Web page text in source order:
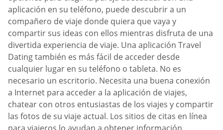
aplicación en su teléfono, puede descubrir a un
compañero de viaje donde quiera que vaya y
compartir sus ideas con ellos mientras disfruta de una
divertida experiencia de viaje. Una aplicación Travel
Dating también es más fácil de acceder desde
cualquier lugar en su teléfono o tableta. No es
necesario un escritorio. Necesita una buena conexión
a Internet para acceder a la aplicación de viajes,
chatear con otros entusiastas de los viajes y compartir
las fotos de su viaje actual. Los sitios de citas en línea